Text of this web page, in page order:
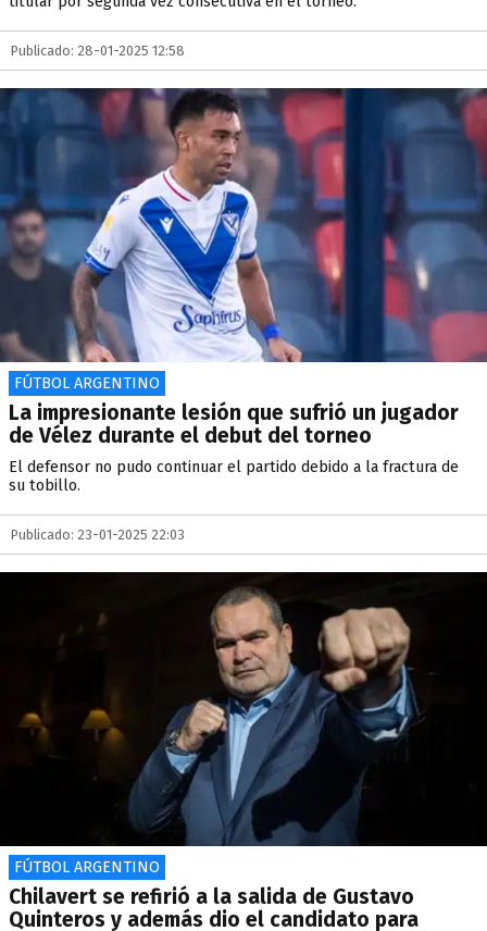
Publicado: 28-01-2025 12:58
FÚTBOL ARGENTINO
La impresionante lesión que sufrió un jugador
de Vélez durante el debut del torneo
El defensor no pudo continuar el partido debido a la fractura de
su tobillo.
Publicado: 23-01-2025 22:03
FÚTBOL ARGENTINO
Chilavert se refirió a la salida de Gustavo
Quinteros y además dio el candidato para